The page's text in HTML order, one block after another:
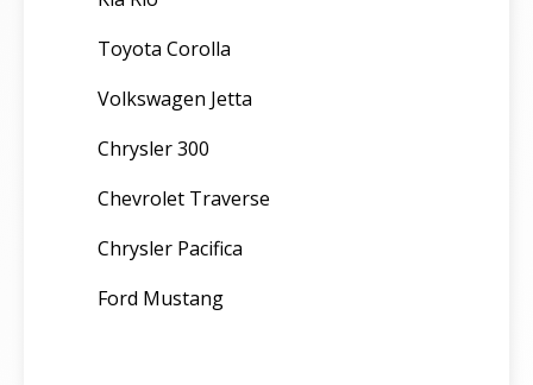
Toyota Corolla
Volkswagen Jetta
Chrysler 300
Chevrolet Traverse
Chrysler Pacifica
Ford Mustang